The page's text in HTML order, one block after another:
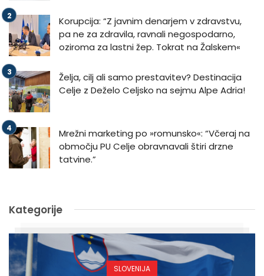
Korupcija: “Z javnim denarjem v zdravstvu,
pa ne za zdravila, ravnali negospodarno,
oziroma za lastni žep. Tokrat na Žalskem«
Želja, cilj ali samo prestavitev? Destinacija
Celje z Deželo Celjsko na sejmu Alpe Adria!
Mrežni marketing po »romunsko«: “Včeraj na
območju PU Celje obravnavali štiri drzne
tatvine.”
Kategorije
SLOVENIJA